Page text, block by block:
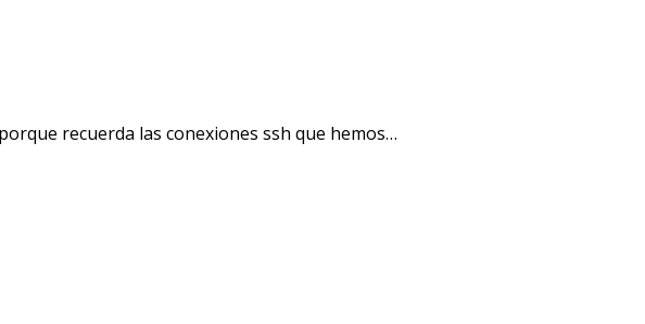
recuerda las conexiones ssh que hemos…